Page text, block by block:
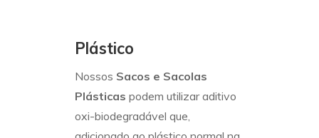
Plástico
Nossos Sacos e Sacolas
Plásticas podem utilizar aditivo
oxi-biodegradável que,